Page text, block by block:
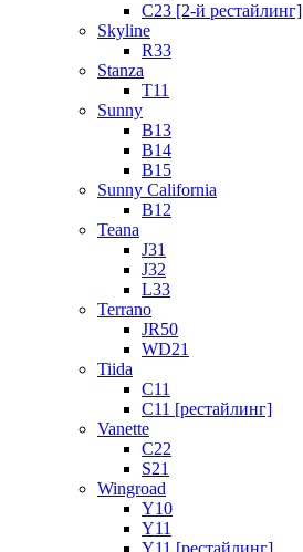
С23 [2-й рестайлинг]
Skyline
R33
Stanza
T11
Sunny
B13
B14
B15
Sunny California
B12
Teana
J31
J32
L33
Terrano
JR50
WD21
Tiida
C11
C11 [рестайлинг]
Vanette
C22
S21
Wingroad
Y10
Y11
Y11 [рестайлинг]